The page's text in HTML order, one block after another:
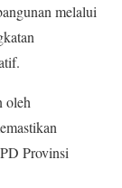
melalui
oleh
Provinsi